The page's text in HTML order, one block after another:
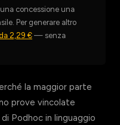
concessione una
Per generare altro
2,29 € — senza
la maggior parte
prove vincolate
Podhoc in linguaggio